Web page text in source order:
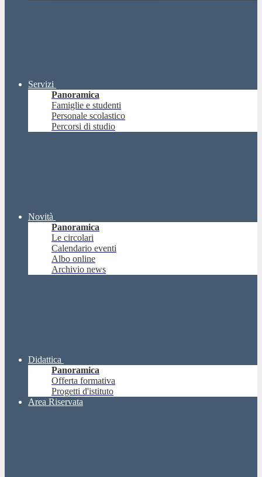
Servizi
Panoramica
Famiglie e studenti
Personale scolastico
Percorsi di studio
Novità
Panoramica
Le circolari
Calendario eventi
Albo online
Archivio news
Didattica
Panoramica
Offerta formativa
Progetti d'istituto
Area Riservata